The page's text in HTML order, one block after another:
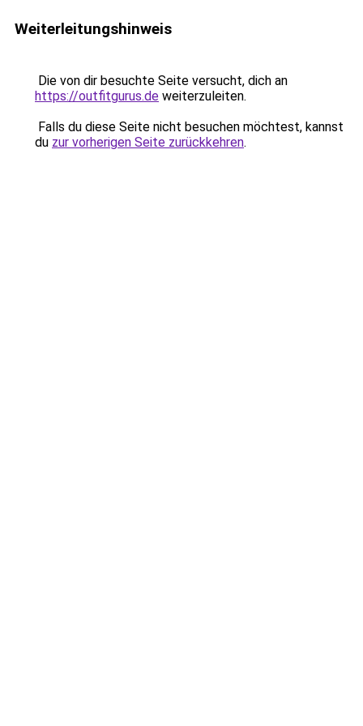
Weiterleitungshinweis
Die von dir besuchte Seite versucht, dich an
https://outfitgurus.de weiterzuleiten.
Falls du diese Seite nicht besuchen möchtest, kannst
du zur vorherigen Seite zurückkehren.